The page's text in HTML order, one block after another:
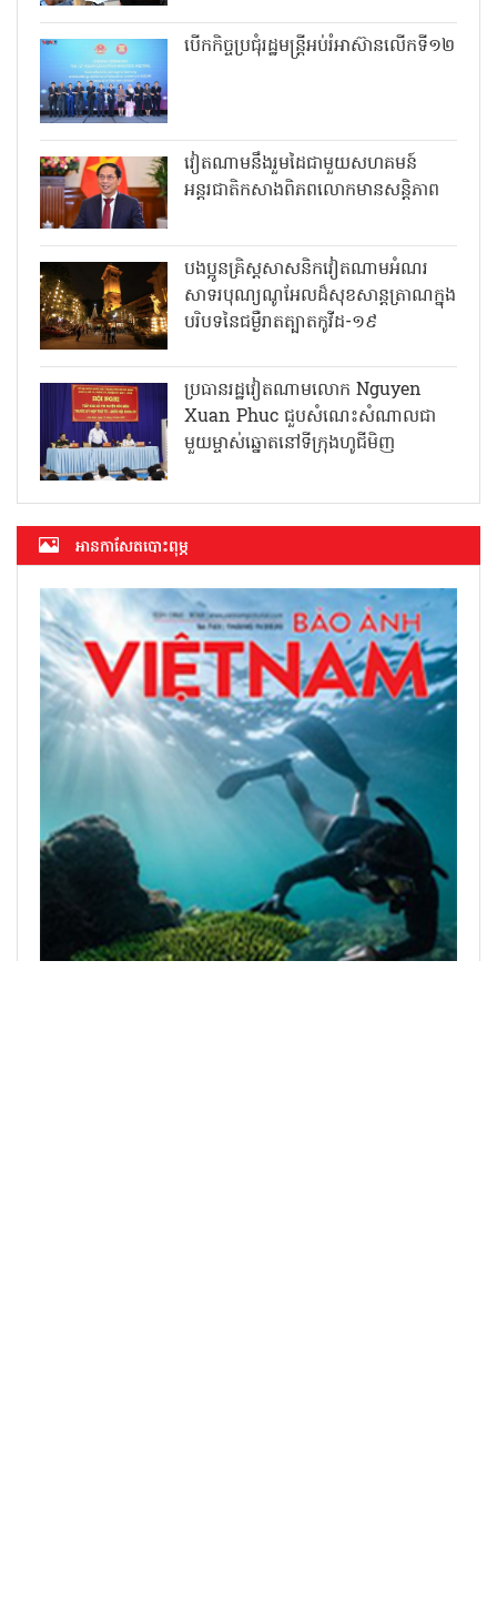
បើកកិច្ចប្រជុំរដ្ឋមន្ត្រីអប់រំអាស៊ានលើកទី១២
វៀតណាមនឹងរួមដៃជាមួយសហគមន៍
អន្តរជាតិកសាងពិភពលោកមានសន្តិភាព
បងប្អូនគ្រិស្តសាសនិកវៀតណាមអំណរ
សាទរបុណ្យណូអែលដ៏សុខសាន្តត្រាណក្នុង
បរិបទនៃជម្ងឺរាតត្បាតកូវីដ-១៩
ប្រធានរដ្ឋវៀតណាមលោក Nguyen
Xuan Phuc ជួបសំណេះសំណាលជា
មួយម្ចាស់ឆ្នោតនៅទីក្រុងហូជីមិញ
អាន​កាសែត​បោះពុម្ភ